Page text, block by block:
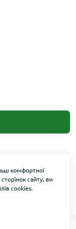
комфортної
сайту, ви
cookies.